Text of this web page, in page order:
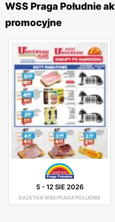
WSS Praga Południe
promocyjne
5-12 SIE 2026
GAZETKA WSS PRAGA POŁUDNIE